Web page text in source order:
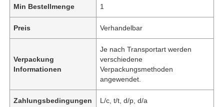
Min Bestellmenge 1
Preis Verhandelbar
Verpackung
Informationen
Je nach Transportart werden
verschiedene
Verpackungsmethoden
angewendet.
Zahlungsbedingungen L/c, t/t, d/p, d/a